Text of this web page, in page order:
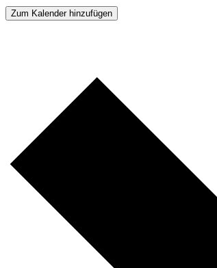
Zum Kalender hinzufügen